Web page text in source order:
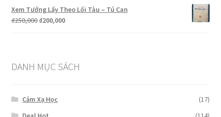
Xem Tướng Lấy Theo Lối Tàu – Tú Can
₫250,000 Giá
₫200,000Giá
₫200,000.
DANH MỤC SÁCH
Cảm Xạ Học
(17)